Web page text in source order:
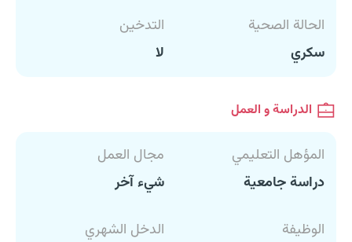
الحالة الصحية
سكري
التدخين
لا
الدراسة و العمل
المؤهل التعليمي
دراسة جامعية
مجال العمل
شيء آخر
الوظيفة
الدخل الشهري